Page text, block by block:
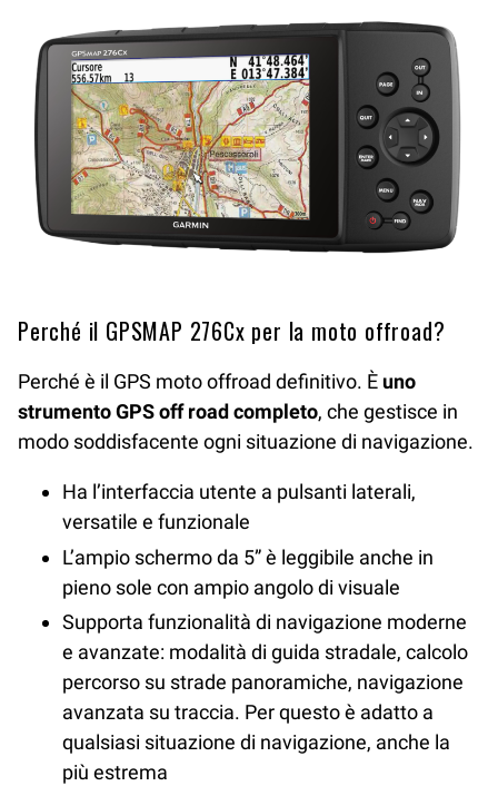
Perché il GPSMAP 276Cx per la moto offroad?
Perché è il GPS moto offroad definitivo. È uno
strumento GPS off road completo, che gestisce in
modo soddisfacente ogni situazione di navigazione.
Ha l’interfaccia utente a pulsanti laterali,
versatile e funzionale
L’ampio schermo da 5” è leggibile anche in
pieno sole con ampio angolo di visuale
Supporta funzionalità di navigazione moderne
e avanzate: modalità di guida stradale, calcolo
percorso su strade panoramiche, navigazione
avanzata su traccia. Per questo è adatto a
qualsiasi situazione di navigazione, anche la
più estrema